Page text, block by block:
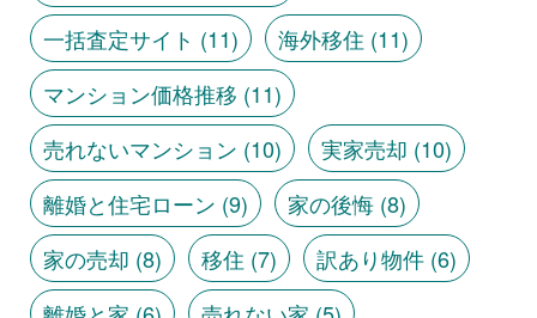
一括査定サイト (11) 海外移住 (11)
マンション価格推移 (11)
売れないマンション (10) 実家売却 (10)
離婚と住宅ローン (9) 家の後悔(8)
家の売却 (8) 移住 (7) 訳あり物件(6)